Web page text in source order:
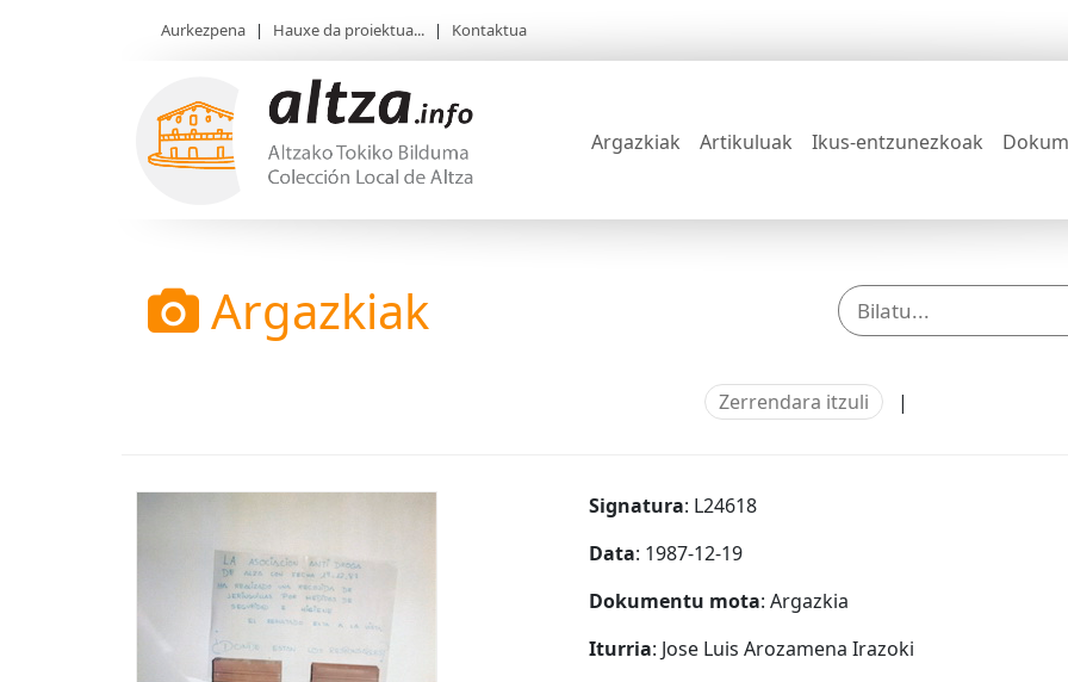
Aurkezpena | Hauxe da proiektua... | Kontaktua
Argazkiak Artikuluak Ikus-entzunezkoak
Argazkiak
Zerrendara itzuli |
Signatura: L24618
Data: 1987-12-19
Dokumentu mota: Argazkia
Iturria: Jose Luis Arozamena Irazoki